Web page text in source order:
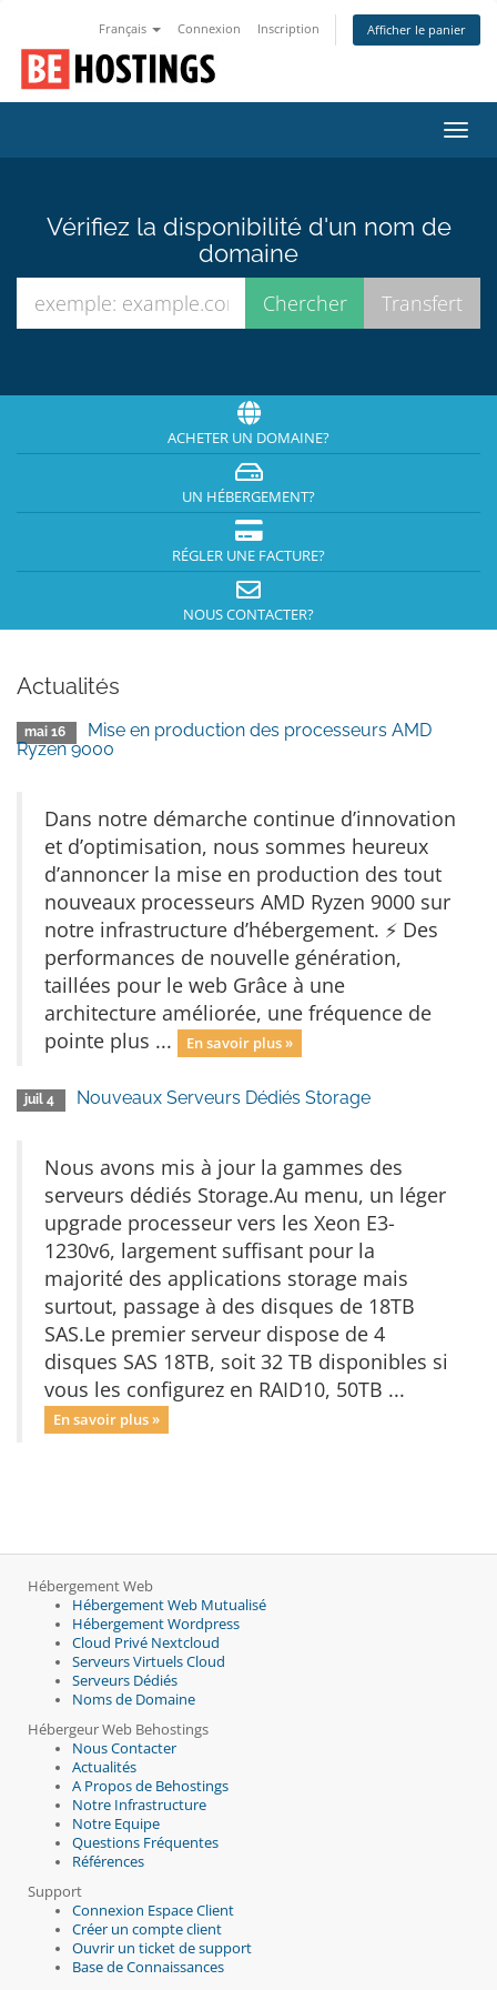
Français Connexion Inscription Afficher le panier
la
Vérifiez la disponibilité d'un nom de
domaine
ACHETER UN DOMAINE?
UN HÉBERGEMENT?
RÉGLER UNE FACTURE?
NOUS CONTACTER?
Actualités
mai 16
Mise en production des processeurs AMD
Ryzen 9000
Dans notre démarche continue d’innovation
et d’optimisation, nous sommes heureux
d’annoncer la mise en production des tout
nouveaux processeurs AMD Ryzen 9000 sur
notre infrastructure d’hébergement. ⚡ Des
performances de nouvelle génération,
taillées pour le web Grâce à une
architecture améliorée, une fréquence de
pointe plus ...
En savoir plus »
juil 4 Nouveaux Serveurs Dédiés Storage
Nous avons mis à jour la gammes des
serveurs dédiés Storage.Au menu, un léger
upgrade processeur vers les Xeon E3-
1230v6, largement suffisant pour la
majorité des applications storage mais
surtout, passage à des disques de 18TB
SAS.Le premier serveur dispose de 4
disques SAS 18TB, soit 32 TB disponibles si
vous les configurez en RAID10, 50TB ...
En savoir plus »
Hébergement Web
Hébergement Web Mutualisé
Hébergement Wordpress
Cloud Privé Nextcloud
Serveurs Virtuels Cloud
Serveurs Dédiés
Noms de Domaine
Hébergeur Web Behostings
Nous Contacter
Actualités
A Propos de Behostings
Notre Infrastructure
Notre Equipe
Questions Fréquentes
Références
Support
Connexion Espace Client
Créer un compte client
Ouvrir un ticket de support
Base de Connaissances